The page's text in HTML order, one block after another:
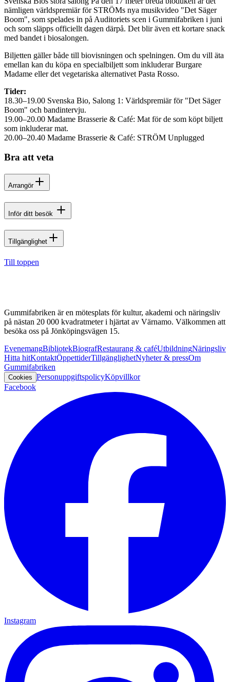
nämligen världspremiär för STRÖMs nya musikvideo "Det Säger
Boom", som spelades in på Auditoriets scen i Gummifabriken i juni
och som släpps officiellt dagen därpå. Det blir även ett kortare snack
med bandet i biosalongen.
Biljetten gäller både till biovisningen och spelningen. Om du vill äta
emellan kan du köpa en specialbiljett som inkluderar Burgare
Madame eller det vegetariska alternativet Pasta Rosso.
Tider:
18.30–19.00 Svenska Bio, Salong 1: Världspremiär för "Det Säger
Boom" och bandintervju.
19.00–20.00 Madame Brasserie & Café: Mat för de som köpt biljett
som inkluderar mat.
20.00–20.40 Madame Brasserie & Café: STRÖM Unplugged
Bra att veta
Arrangör
Inför ditt besök
Tillgänglighet
Till toppen
Gummifabriken är en mötesplats för kultur, akademi och näringsliv
på nästan 20 000 kvadratmeter i hjärtat av Värnamo. Välkommen att
besöka oss på Jönköpingsvägen 15.
EvenemangBibliotekBiografRestaurang & caféUtbildningNäringsliv
Hitta hitKontaktÖppettiderTillgänglighetNyheter & pressOm
Gummifabriken
Cookies PersonuppgiftspolicyKöpvillkor
Facebook
Instagram